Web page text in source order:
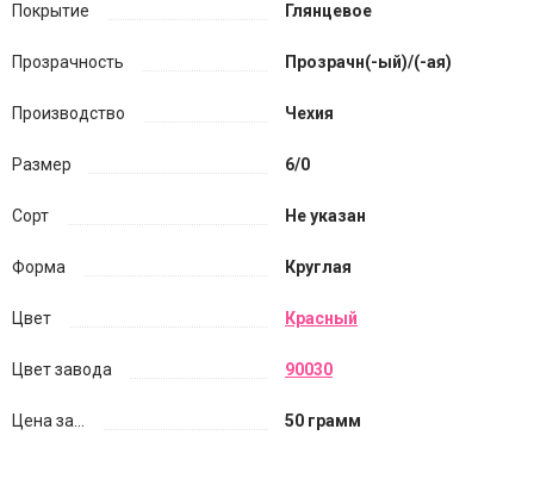
Покрытие Глянцевое
Прозрачность Прозрачн(-ый)/(-ая)
Производство Чехия
Размер 6/0
Сорт Не указан
Форма Круглая
Цвет Красный
Цвет завода 90030
Цена за... 50 грамм